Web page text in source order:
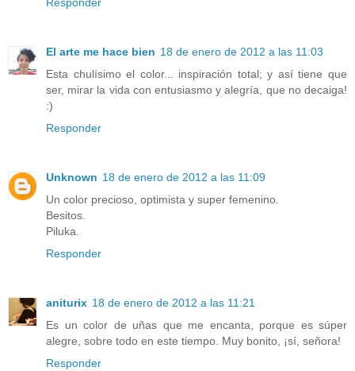
El arte me hace bien 18 de enero de 2012 a las 11:03
Esta chulísimo el color... inspiración total; y así tiene que
ser, mirar la vida con entusiasmo y alegría, que no decaiga!
:)
Responder
Unknown 18 de enero de 2012 a las 11:09
Un color precioso, optimista y super femenino.
Besitos.
Piluka.
Responder
aniturix 18 de enero de 2012 a las 11:21
Es un color de uñas que me encanta, porque es súper
alegre, sobre todo en este tiempo. Muy bonito, ¡sí, señora!
Responder